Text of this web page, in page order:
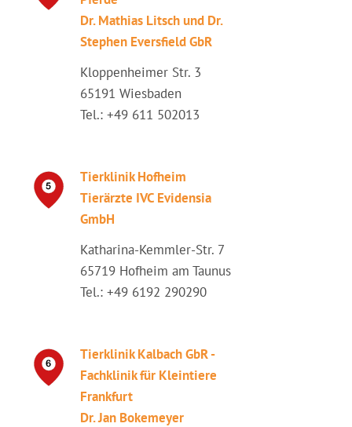
Dr. Mathias Litsch und Dr.
Stephen Eversfield GbR
Kloppenheimer Str. 3
65191 Wiesbaden
Tel.: +49 611 502013
Tierklinik Hofheim
Tierärzte IVC Evidensia
GmbH
Katharina-Kemmler-Str. 7
65719 Hofheim am Taunus
Tel.: +49 6192 290290
Tierklinik Kalbach GbR -
Fachklinik für Kleintiere
Frankfurt
Dr. Jan Bokemeyer